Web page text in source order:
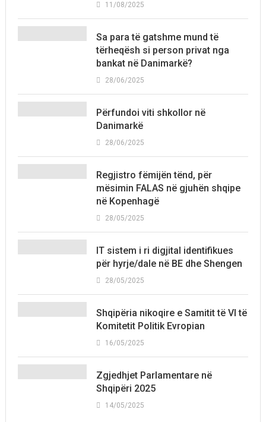
11/08/2025
Sa para të gatshme mund të
tërheqësh si person privat nga
bankat në Danimarkë?
28/06/2025
Përfundoi viti shkollor në
Danimarkë
28/06/2025
Regjistro fëmijën tënd, për
mësimin FALAS në gjuhën shqipe
në Kopenhagë
28/05/2025
IT sistem i ri digjital identifikues
për hyrje/dale në BE dhe Shengen
28/05/2025
Shqipëria nikoqire e Samitit të VI të
Komitetit Politik Evropian
16/05/2025
Zgjedhjet Parlamentare në
Shqipëri 2025
14/05/2025